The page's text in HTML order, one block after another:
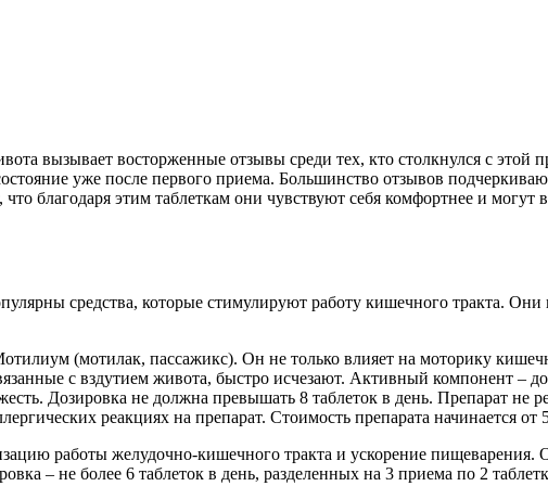
вызывает восторженные отзывы среди тех, кто столкнулся с
уже после первого приема. Большинство отзывов
благодаря этим таблеткам они чувствуют себя комфортнее и могут
средства, которые стимулируют работу кишечного тракта. Они
(мотилак, пассажикс). Он не только влияет на моторику
с вздутием живота, быстро исчезают. Активный компонент –
Дозировка не должна превышать 8 таблеток в день. Препарат не
реакциях на препарат. Стоимость препарата начинается от
работы желудочно-кишечного тракта и ускорение пищеварения.
– не более 6 таблеток в день, разделенных на 3 приема по 2